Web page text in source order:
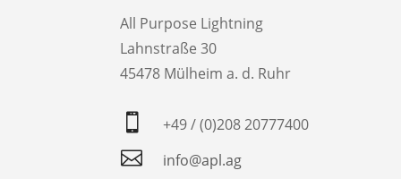
All Purpose Lightning
Lahnstraße 30
45478 Mülheim a. d. Ruhr
 +49 / (0)208 20777400
 info@apl.ag